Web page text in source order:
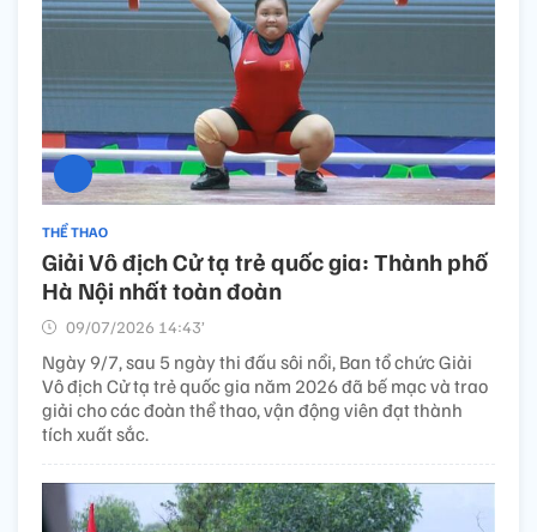
THỂ THAO
Giải Vô địch Cử tạ trẻ quốc gia: Thành phố
Hà Nội nhất toàn đoàn
09/07/2026 14:43’
Ngày 9/7, sau 5 ngày thi đấu sôi nổi, Ban tổ chức Giải
Vô địch Cử tạ trẻ quốc gia năm 2026 đã bế mạc và trao
giải cho các đoàn thể thao, vận động viên đạt thành
tích xuất sắc.